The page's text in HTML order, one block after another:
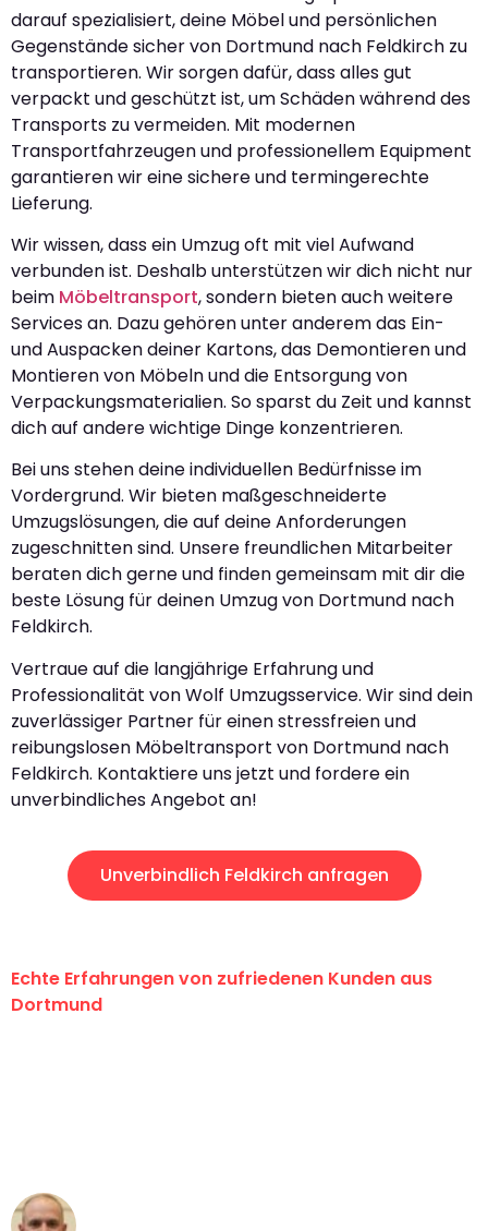
darauf spezialisiert, deine Möbel und persönlichen
Gegenstände sicher von Dortmund nach Feldkirch zu
transportieren. Wir sorgen dafür, dass alles gut
verpackt und geschützt ist, um Schäden während des
Transports zu vermeiden. Mit modernen
Transportfahrzeugen und professionellem Equipment
garantieren wir eine sichere und termingerechte
Lieferung.
Wir wissen, dass ein Umzug oft mit viel Aufwand
verbunden ist. Deshalb unterstützen wir dich nicht nur
beim Möbeltransport, sondern bieten auch weitere
Services an. Dazu gehören unter anderem das Ein-
und Auspacken deiner Kartons, das Demontieren und
Montieren von Möbeln und die Entsorgung von
Verpackungsmaterialien. So sparst du Zeit und kannst
dich auf andere wichtige Dinge konzentrieren.
Bei uns stehen deine individuellen Bedürfnisse im
Vordergrund. Wir bieten maßgeschneiderte
Umzugslösungen, die auf deine Anforderungen
zugeschnitten sind. Unsere freundlichen Mitarbeiter
beraten dich gerne und finden gemeinsam mit dir die
beste Lösung für deinen Umzug von Dortmund nach
Feldkirch.
Vertraue auf die langjährige Erfahrung und
Professionalität von Wolf Umzugsservice. Wir sind dein
zuverlässiger Partner für einen stressfreien und
reibungslosen Möbeltransport von Dortmund nach
Feldkirch. Kontaktiere uns jetzt und fordere ein
unverbindliches Angebot an!
Unverbindlich Feldkirch anfragen
Echte Erfahrungen von zufriedenen Kunden aus
Dortmund